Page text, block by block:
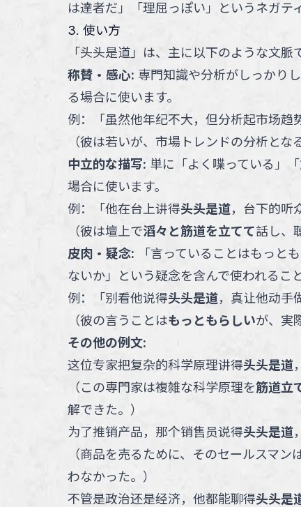
は達者だ」「理屈っぽい」というネガテ
3. 使い方
「头头是道」
は、主に以下のような文脈
称賛・感心: 専門知識や分析がしっかり
る場合に使います。
例：
「虽然他年纪不大，但分析起市场趋
（彼は若いが、市場トレンドの分析とな
中立的な描写: 単に「よく喋っている」
場合に使います。
例：
「他在台上讲得头头是道，台下的听
（彼は壇上で滔々と筋道を立てて話し、
皮肉・疑念:
「言っていることはもっと
ないか」という疑念を含んで使われるこ
例：
「别看他说得头头是道，真让他动手
（彼の言うことはもっともらしいが、実
その他の例文:
这位专家把复杂的科学原理讲得头头是道
（この専門家は複雑な科学原理を筋道立
解できた。 ）
为了推销产品，那个销售员说得头头是道
（商品を売るために、そのセールスマン
わなかった。 ）
不管是政治还是经济，他都能聊得头头是